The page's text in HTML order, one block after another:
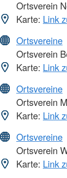
Ortsverein
Karte: Link
Ortsvereine
Ortsverein
Karte: Link
Ortsvereine
Ortsverein
Karte: Link
Ortsvereine
Ortsverein
Karte: Link